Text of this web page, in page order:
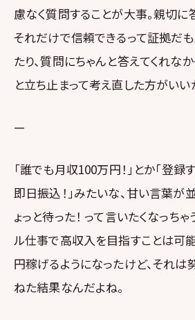
慮なく質問することが大事。親切に
それだけで信頼できるって証拠だも
たり、質問にちゃんと答えてくれなか
と立ち止まって考え直した方がいい
—
「誰でも月収100万円！」とか「登
即日振込！」みたいな、甘い言葉が
ょっと待った！ って言いたくなっちゃ
ル仕事で高収入を目指すことは可
円稼げるようになったけど、それ
ねた結果なんだよね。